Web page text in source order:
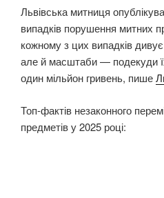
Львівська митниця
випадків порушення митних
кожному з цих випадків
але й масштаби — подекуди
один мільйон гривень, пише
Топ-фактів незаконного
предметів у 2025 році: